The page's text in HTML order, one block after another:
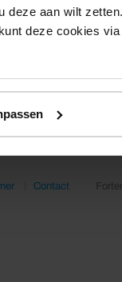
deze aan wilt
deze cookies
Contact